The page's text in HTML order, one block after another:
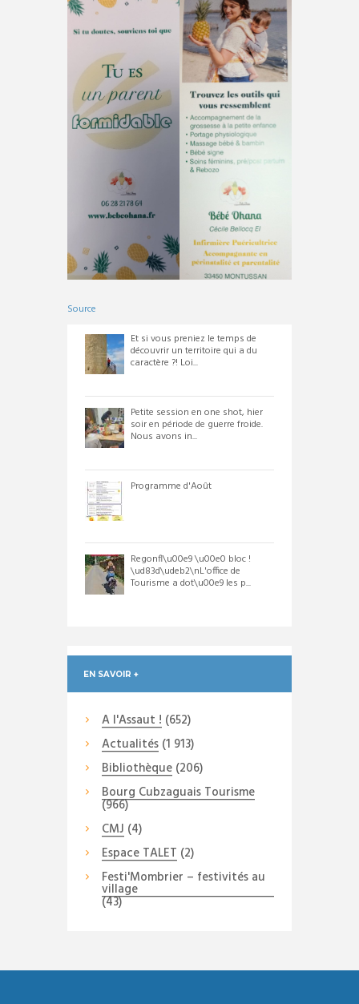
Source
Et si vous preniez le temps de
découvrir un territoire qui a du
caractère ?! Loi...
Petite session en one shot, hier
soir en période de guerre froide.
Nous avons in...
Programme d'Août
Regonfl\u00e9 \u00e0 bloc !
\ud83d\udeb2\nL'office de
Tourisme a dot\u00e9 les p...
EN SAVOIR +
A l'Assaut ! (652)
Actualités(1 913)
Bibliothèque(206)
Bourg Cubzaguais Tourisme
(966)
CMJ (4)
Espace TALET (2)
Festi'Mombrier – festivités au
village
(43)